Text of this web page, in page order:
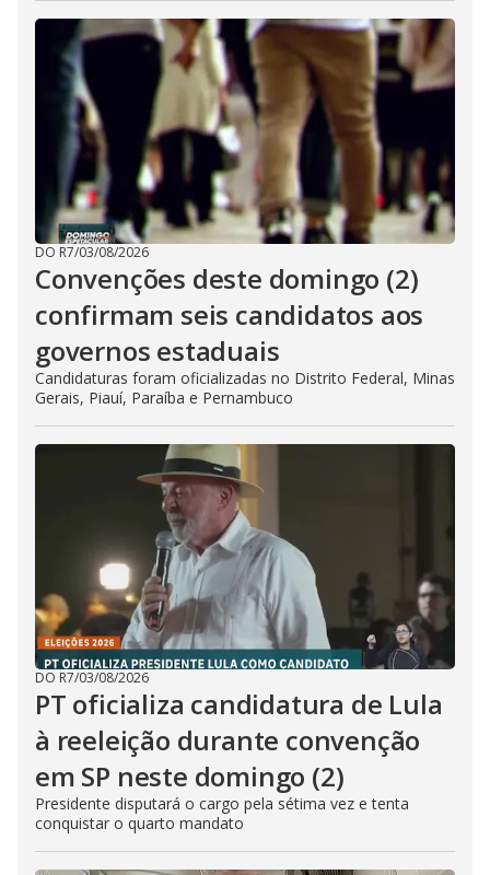
DO R7/03/08/2026
Convenções deste domingo (2)
confirmam seis candidatos aos
governos estaduais
Candidaturas foram oficializadas no Distrito Federal, Minas
Gerais, Piauí, Paraíba e Pernambuco
DO R7/03/08/2026
PT oficializa candidatura de Lula
à reeleição durante convenção
em SP neste domingo (2)
Presidente disputará o cargo pela sétima vez e tenta
conquistar o quarto mandato